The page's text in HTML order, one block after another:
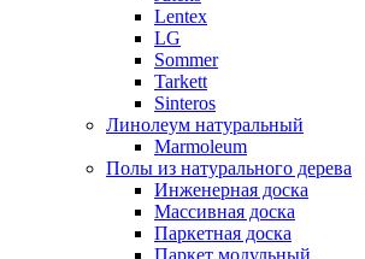
Lentex
LG
Sommer
Tarkett
Sinteros
Линолеум натуральный
Marmoleum
Полы из натурального дерева
Инженерная доска
Массивная доска
Паркетная доска
Паркет модульный